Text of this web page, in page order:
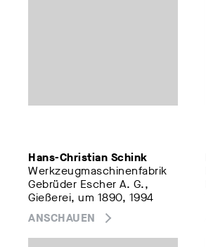
Hans-Christian Schink
Werkzeugmaschinenfabrik
Gebrüder Escher A. G.,
Gießerei, um 1890, 1994
ANSCHAUEN